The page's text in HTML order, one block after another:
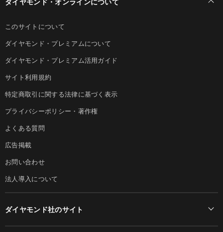
このサイトについて
ダイヤモンド・プレミアムについて
ダイヤモンド・プレミアム活用ガイド
サイト利用規約
特定商取引に関する法律に基づく表示
プライバシーポリシー・著作権
よくある質問
広告掲載
お問い合わせ
法人導入について
ダイヤモンド社のサイト